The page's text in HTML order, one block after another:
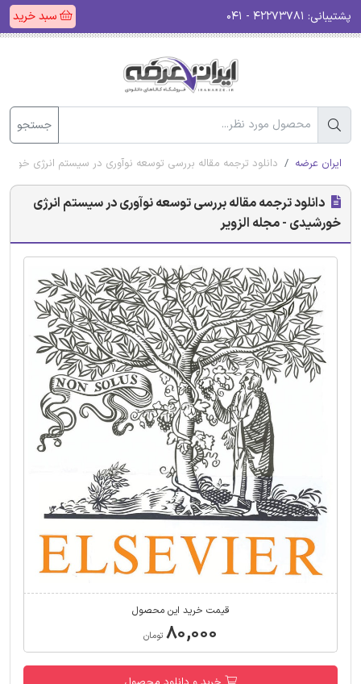
پشتیبانی: سبد خرید
جستجو
ایران عرضه دانلود ترجمه مقاله بررسی توسعه نوآوری در سیستم انرژی
دانلود ترجمه مقاله بررسی توسعه نوآوری در سیستم انرژی
خورشیدی - مجله الزویر
قیمت خرید این محصول
۸۰,۰۰۰ تومان